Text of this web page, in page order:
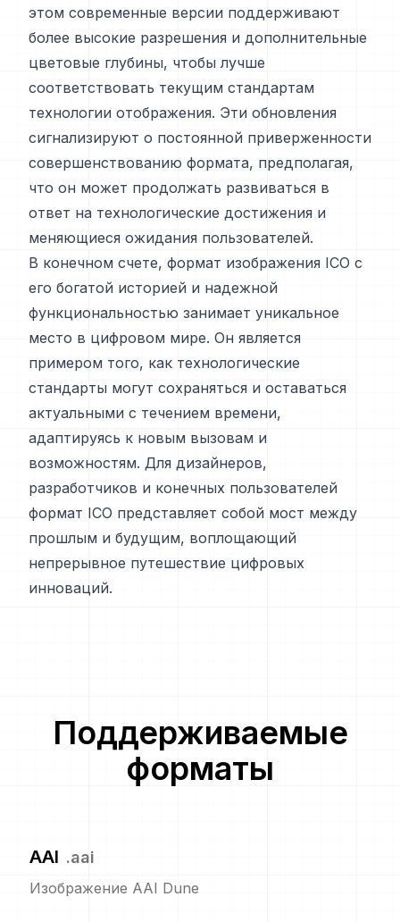
этом современные версии поддерживают
более высокие разрешения и дополнительные
цветовые глубины, чтобы лучше
соответствовать текущим стандартам
технологии отображения. Эти обновления
сигнализируют о постоянной приверженности
совершенствованию формата, предполагая,
что он может продолжать развиваться в
ответ на технологические достижения и
меняющиеся ожидания пользователей.
В конечном счете, формат изображения ICO с
его богатой историей и надежной
функциональностью занимает уникальное
место в цифровом мире. Он является
примером того, как технологические
стандарты могут сохраняться и оставаться
актуальными с течением времени,
адаптируясь к новым вызовам и
возможностям. Для дизайнеров,
разработчиков и конечных пользователей
формат ICO представляет собой мост между
прошлым и будущим, воплощающий
непрерывное путешествие цифровых
инноваций.
Поддерживаемые
форматы
AAI .aai
Изображение AAI Dune